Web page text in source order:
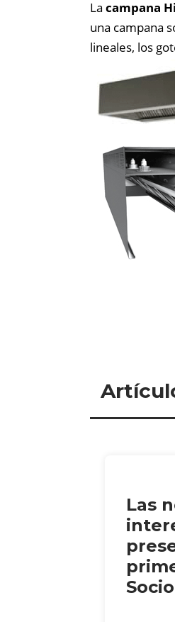
La campana
una campana
lineales, los
Las